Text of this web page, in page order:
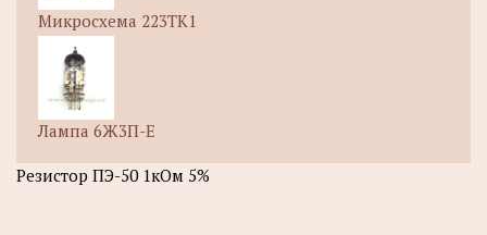
Микросхема 223ТК1
Лампа 6Ж3П-Е
Резистор ПЭ-50 1кОм 5%